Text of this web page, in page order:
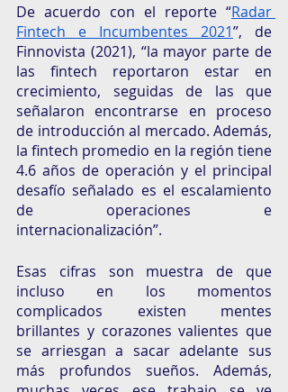
De acuerdo con el reporte “Radar
Fintech e Incumbentes 2021”, de
Finnovista (2021), “la mayor parte de
las fintech reportaron estar en
crecimiento, seguidas de las que
señalaron encontrarse en proceso
de introducción al mercado. Además,
la fintech promedio en la región tiene
4.6 años de operación y el principal
desafío señalado es el escalamiento
de operaciones e
internacionalización”.
Esas cifras son muestra de que
incluso en los momentos
complicados existen mentes
brillantes y corazones valientes que
se arriesgan a sacar adelante sus
más profundos sueños. Además,